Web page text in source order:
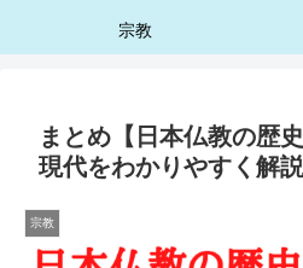
宗教
まとめ【日本仏教の歴
現代をわかりやすく解
宗教